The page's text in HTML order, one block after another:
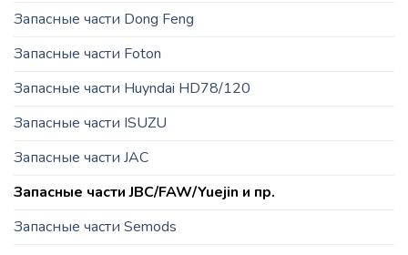
Запасные части Dong Feng
Запасные части Foton
Запасные части Huyndai HD78/120
Запасные части ISUZU
Запасные части JAC
Запасные части JBC/FAW/Yuejin и пр.
Запасные части Semods